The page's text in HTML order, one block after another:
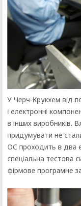
У Черч-Крукхем від
і електронні
в інших виробників.
придумувати не
ОС проходить в два
спеціальна тестова
фірмове програмне